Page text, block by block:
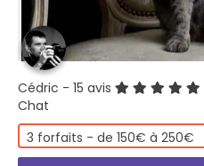
Cédric - 15 avis
Chat
3 forfaits - de 150€ à 250€